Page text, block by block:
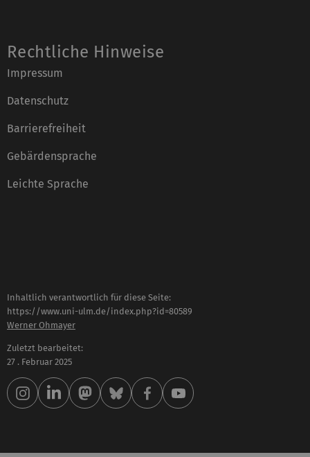
Rechtliche Hinweise
Impressum
Datenschutz
Barrierefreiheit
Gebärdensprache
Leichte Sprache
Inhaltlich verantwortlich für diese Seite:
https://www.uni-ulm.de/index.php?id=80589
Werner Ohmayer
Zuletzt bearbeitet:
27 . Februar 2025